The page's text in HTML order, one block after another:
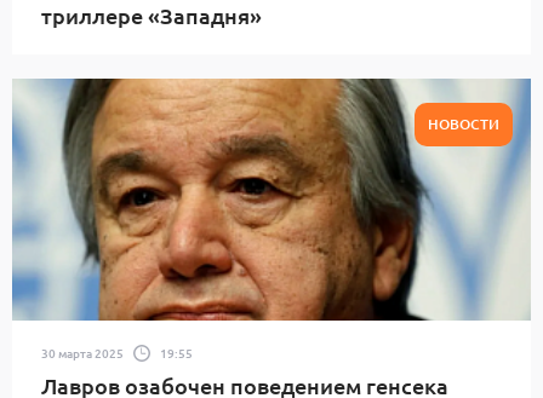
триллере «Западня»
НОВОСТИ
30 марта 2025 19:55
Лавров озабочен поведением генсека